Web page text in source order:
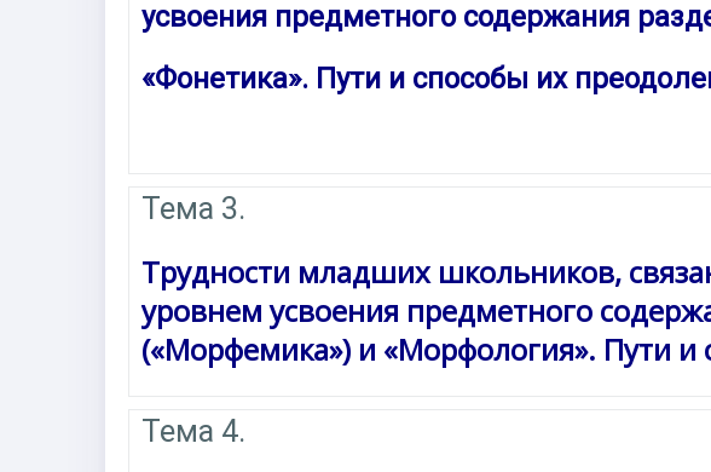
усвоения предметного содержания
«Фонетика». Пути и способы их
Тема 3.
Трудности младших школьников,
уровнем усвоения предметного
(«Морфемика») и «Морфология». Пути и
Тема 4.